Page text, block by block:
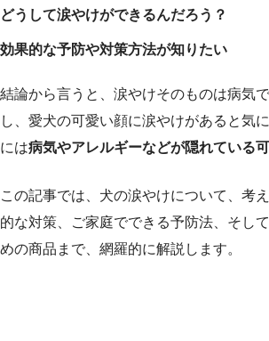
どうして涙やけができるんだろう？
効果的な予防や対策方法が知りたい
結論から言うと、涙やけそのものは病気
し、愛犬の可愛い顔に涙やけがあると気
には病気やアレルギーなどが隠れている
この記事では、犬の涙やけについて、考
的な対策、ご家庭でできる予防法、そし
めの商品まで、網羅的に解説します。